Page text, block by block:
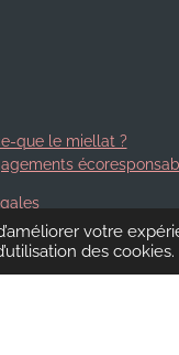
votre
des cookies.
que le miellat ?
d'utilisation et
confidentialité